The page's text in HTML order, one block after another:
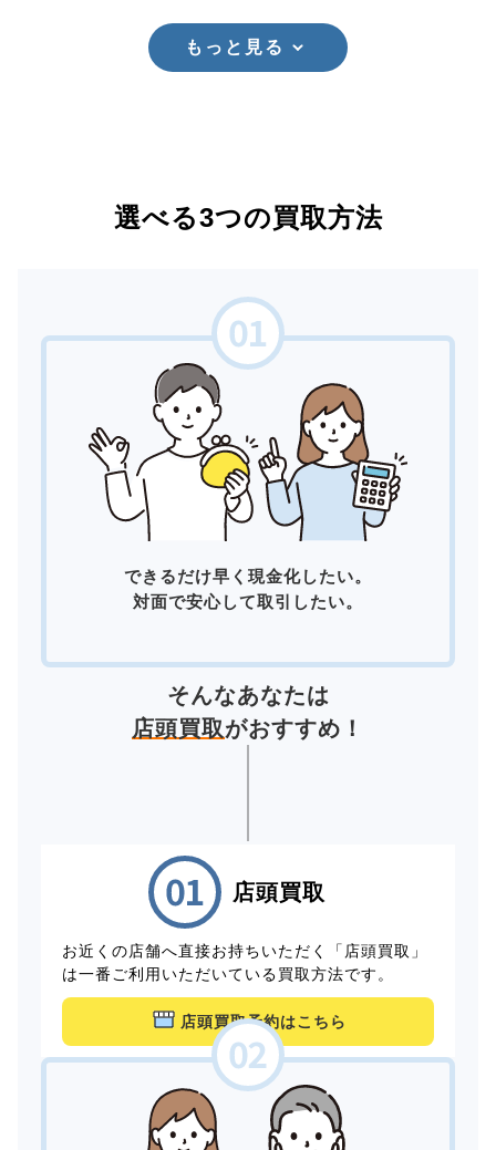
もっと見る
選べる3つの買取方法
できるだけ早く現金化したい。
対面で安心して取引したい。
そんなあなたは
店頭買取がおすすめ！
店頭買取
お近くの店舗へ直接お持ちいただく「店頭買取」
は一番ご利用いただいている買取方法です。
店頭買取予約はこちら